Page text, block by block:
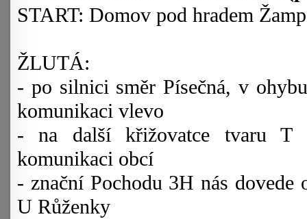
START: Domov pod hradem
ŽLUTÁ:
- po silnici směr Písečná, v
komunikaci vlevo
- na další křižovatce tvaru T
komunikaci obcí
- znační Pochodu 3H nás
U Růženky